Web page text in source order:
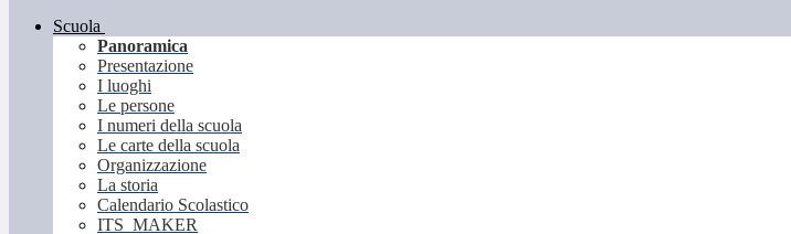
Scuola
Panoramica
Presentazione
I luoghi
Le persone
I numeri della scuola
Le carte della scuola
Organizzazione
La storia
Calendario Scolastico
ITS_MAKER